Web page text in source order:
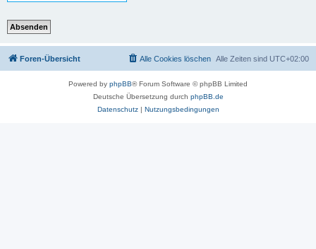
Foren-Übersicht Alle Zeiten sind UTC+02:00
Alle Cookies löschen
Powered by phpBB® Forum Software © phpBB Limited
Deutsche Übersetzung durch phpBB.de
Datenschutz| Nutzungsbedingungen